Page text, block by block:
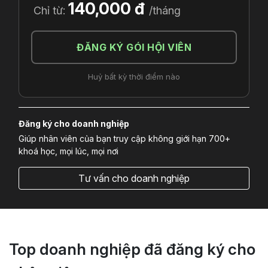
Chỉ từ: 140,000 đ /tháng
ĐĂNG KÝ GÓI HỘI VIÊN
Huỷ bất kỳ thời điểm nào
Đăng ký cho doanh nghiệp
Giúp nhân viên của bạn truy cập không giới hạn 700+
khoá học, mọi lúc, mọi nơi
Tư vấn cho doanh nghiệp
Top doanh nghiệp đã đăng ký cho